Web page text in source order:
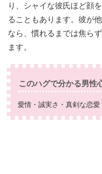
り、シャイな彼氏ほど顔
ることもあります。彼が
なら、慣れるまでは焦ら
ます。
このハグで分かる男性
愛情・誠実さ・真剣な恋